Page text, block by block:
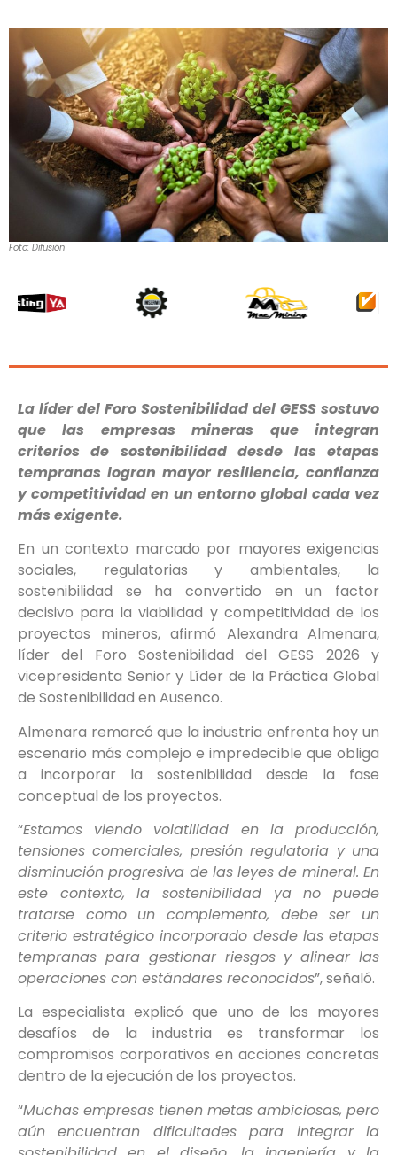
Foto: Difusión
La líder del Foro Sostenibilidad del GESS sostuvo
que las empresas mineras que integran
criterios de sostenibilidad desde las etapas
tempranas logran mayor resiliencia, confianza
y competitividad en un entorno global cada vez
más exigente.
En un contexto marcado por mayores exigencias
sociales, regulatorias y ambientales, la
sostenibilidad se ha convertido en un factor
decisivo para la viabilidad y competitividad de los
proyectos mineros, afirmó Alexandra Almenara,
líder del Foro Sostenibilidad del GESS 2026 y
vicepresidenta Senior y Líder de la Práctica Global
de Sostenibilidad en Ausenco.
Almenara remarcó que la industria enfrenta hoy un
escenario más complejo e impredecible que obliga
a incorporar la sostenibilidad desde la fase
conceptual de los proyectos.
“Estamos viendo volatilidad en la producción,
tensiones comerciales, presión regulatoria y una
disminución progresiva de las leyes de mineral. En
este contexto, la sostenibilidad ya no puede
tratarse como un complemento, debe ser un
criterio estratégico incorporado desde las etapas
tempranas para gestionar riesgos y alinear las
operaciones con estándares reconocidos”, señaló.
La especialista explicó que uno de los mayores
desafíos de la industria es transformar los
compromisos corporativos en acciones concretas
dentro de la ejecución de los proyectos.
“Muchas empresas tienen metas ambiciosas, pero
aún encuentran dificultades para integrar la